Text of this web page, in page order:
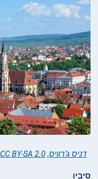
דניס ג’רוויס,
CC BY-SA 2.0
סיביו